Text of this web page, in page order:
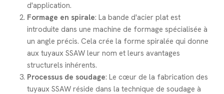
d'application.
Formage en spirale: La bande d'acier plat est
introduite dans une machine de formage spécialisée à
un angle précis. Cela crée la forme spiralée qui donne
aux tuyaux SSAW leur nom et leurs avantages
structurels inhérents.
Processus de soudage: Le cœur de la fabrication des
tuyaux SSAW réside dans la technique de soudage à